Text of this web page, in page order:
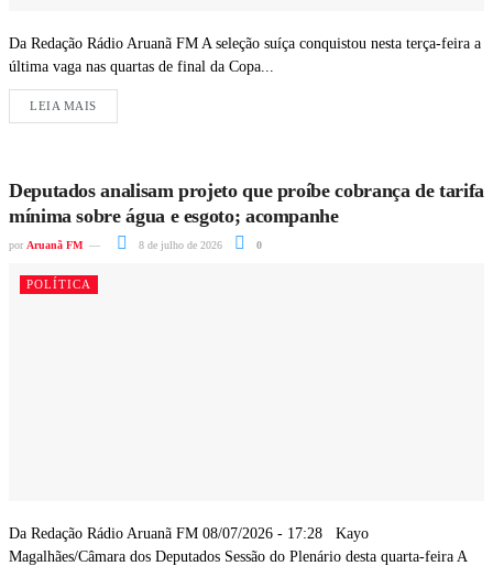
Da Redação Rádio Aruanã FM A seleção suíça conquistou nesta terça-feira a
última vaga nas quartas de final da Copa...
LEIA MAIS
Deputados analisam projeto que proíbe cobrança de tarifa
mínima sobre água e esgoto; acompanhe
por Aruanã FM 8 de julho de 2026 0
POLÍTICA
Da Redação Rádio Aruanã FM 08/07/2026 - 17:28 Kayo
Magalhães/Câmara dos Deputados Sessão do Plenário desta quarta-feira A